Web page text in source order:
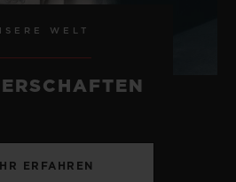
WELT
ERFAHREN